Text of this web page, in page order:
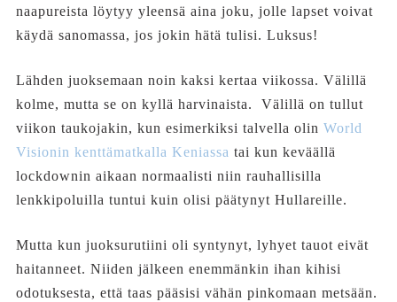
naapureista löytyy yleensä aina joku, jolle lapset voivat
käydä sanomassa, jos jokin hätä tulisi. Luksus!
Lähden juoksemaan noin kaksi kertaa viikossa. Välillä
kolme, mutta se on kyllä harvinaista. Välillä on tullut
viikon taukojakin, kun esimerkiksi talvella olin World
Visionin kenttämatkalla Keniassa tai kun keväällä
lockdownin aikaan normaalisti niin rauhallisilla
lenkkipoluilla tuntui kuin olisi päätynyt Hullareille.
Mutta kun juoksurutiini oli syntynyt, lyhyet tauot eivät
haitanneet. Niiden jälkeen enemmänkin ihan kihisi
odotuksesta, että taas pääsisi vähän pinkomaan metsään.